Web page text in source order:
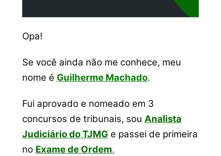
Opa!
Se você ainda não me conhece, meu
nome é Guilherme Machado.
Fui aprovado e nomeado em 3
concursos de tribunais, sou Analista
Judiciário do TJMGe passei de primeira
no Exame de Ordem.